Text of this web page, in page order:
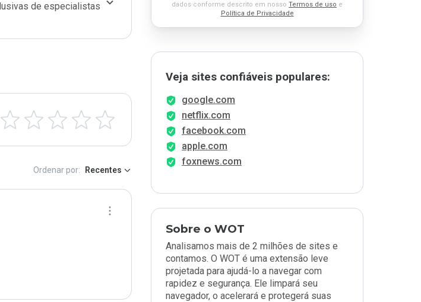
de especialistas
Ordenar por: Recentes
dados conforme descrito em nosso Termos de uso e
Política de Privacidade
Veja sites confiáveis populares:
google.com
netflix.com
facebook.com
apple.com
foxnews.com
Sobre o WOT
Analisamos mais de 2 milhões de sites e
contamos. O WOT é uma extensão leve
projetada para ajudá-lo a navegar com
rapidez e segurança. Ele limpará seu
navegador, o acelerará e protegerá suas